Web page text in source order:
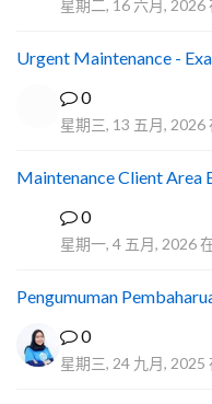
星期二, 16 六月, 2026
Urgent Maintenance -
0
星期三, 13 五月, 2026
Maintenance Client Area
0
星期一, 4 五月, 2026
Pengumuman
0
星期三, 24 九月, 2025